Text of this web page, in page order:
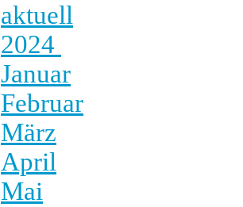
aktuell
2024
Januar
Februar
März
April
Mai